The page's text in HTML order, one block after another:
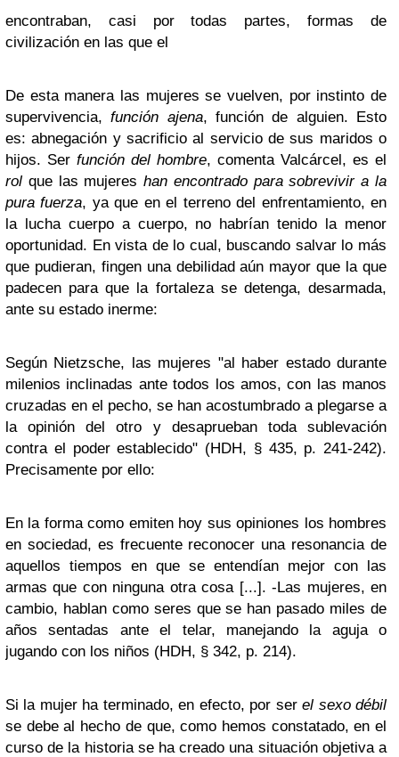
encontraban, casi por todas partes, formas de
civilización en las que el
De esta manera las mujeres se vuelven, por instinto de
supervivencia,función ajena, función de alguien. Esto
es: abnegación y sacrificio al servicio de sus maridos o
hijos. Ser función del hombre, comenta Valcárcel, es el
rol que las mujereshan encontrado para sobrevivir a la
pura fuerza, ya que en el terreno del enfrentamiento, en
la lucha cuerpo a cuerpo, no habrían tenido la menor
oportunidad. En vista de lo cual, buscando salvar lo más
que pudieran, fingen una debilidad aún mayor que la que
padecen para que la fortaleza se detenga, desarmada,
ante su estado inerme:
Según Nietzsche, las mujeres "al haber estado durante
milenios inclinadas ante todos los amos, con las manos
cruzadas en el pecho, se han acostumbrado a plegarse a
la opinión del otro y desaprueban toda sublevación
contra el poder establecido" (HDH, § 435, p. 241-242).
Precisamente por ello:
En la forma como emiten hoy sus opiniones los hombres
en sociedad, es frecuente reconocer una resonancia de
aquellos tiempos en que se entendían mejor con las
armas que con ninguna otra cosa [...]. -Las mujeres, en
cambio, hablan como seres que se han pasado miles de
años sentadas ante el telar, manejando la aguja o
jugando con los niños (HDH, § 342, p. 214).
Si la mujer ha terminado, en efecto, por serel sexo débil
se debe al hecho de que, como hemos constatado, en el
curso de la historia se ha creado una situación objetiva a